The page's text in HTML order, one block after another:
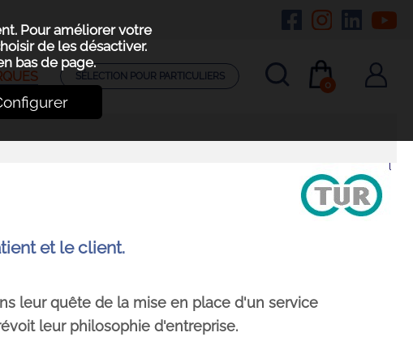
Pour améliorer votre
de les désactiver.
bas de page.
SÉLECTION POUR PARTICULIERS
0
et le client.
leur quête de la mise en place d'un service
leur philosophie d'entreprise.